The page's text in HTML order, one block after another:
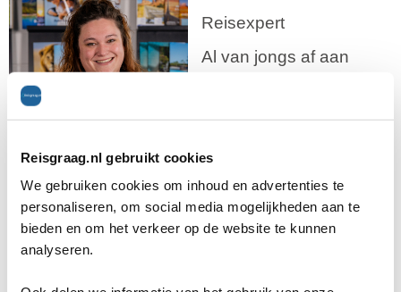
Reisgraag.nl gebruikt cookies
We gebruiken cookies om inhoud en advertenties te
personaliseren, om social media mogelijkheden aan te
bieden en om het verkeer op de website te kunnen
analyseren.
Reisexpert
Al van jongs af aan
hét hoogtepunt van het
jaar. Het gevoel van
voorpret, nieuwe plekken ontdekken en
herinneringen maken vond ik magisch. Dat
maakte het des te lastiger wanneer de vakantie